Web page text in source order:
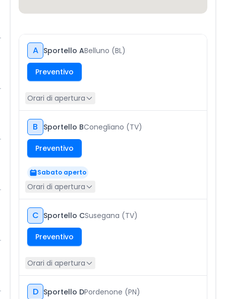
A Sportello ABelluno (BL)
Preventivo
Orari di apertura
B Sportello BConegliano (TV)
Preventivo
Sabato aperto
Orari di apertura
C Sportello CSusegana (TV)
Preventivo
Orari di apertura
D Sportello DPordenone (PN)